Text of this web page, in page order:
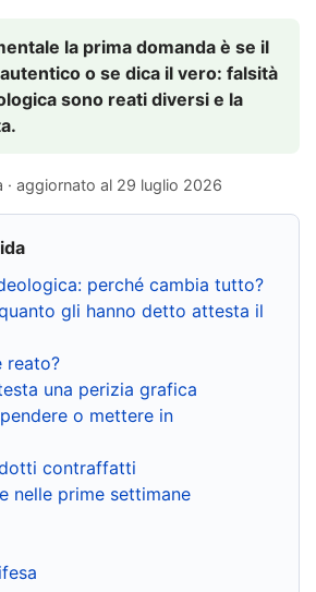
la prima domanda è se il
o se dica il vero: falsità
sono reati diversi e la
aggiornato al 29 luglio 2026
perché cambia tutto?
gli hanno detto attesta il
reato?
una perizia grafica
o mettere in
contraffatti
nelle prime settimane